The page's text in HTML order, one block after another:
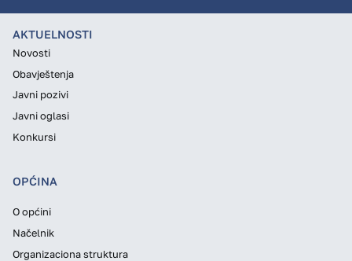
AKTUELNOSTI
Novosti
Obavještenja
Javni pozivi
Javni oglasi
Konkursi
OPĆINA
O općini
Načelnik
Organizaciona struktura